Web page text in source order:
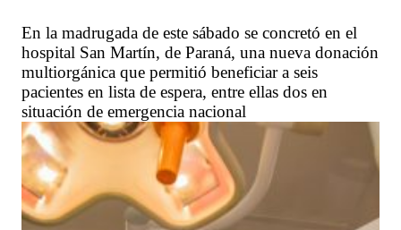
En la madrugada de este sábado se concretó en el
hospital San Martín, de Paraná, una nueva donación
multiorgánica que permitió beneficiar a seis
pacientes en lista de espera, entre ellas dos en
situación de emergencia nacional